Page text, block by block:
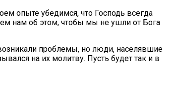
опыте убедимся, что Господь всегда
нам об этом, чтобы мы не ушли от Бога
проблемы, но люди, населявшие
на их молитву. Пусть будет так и в